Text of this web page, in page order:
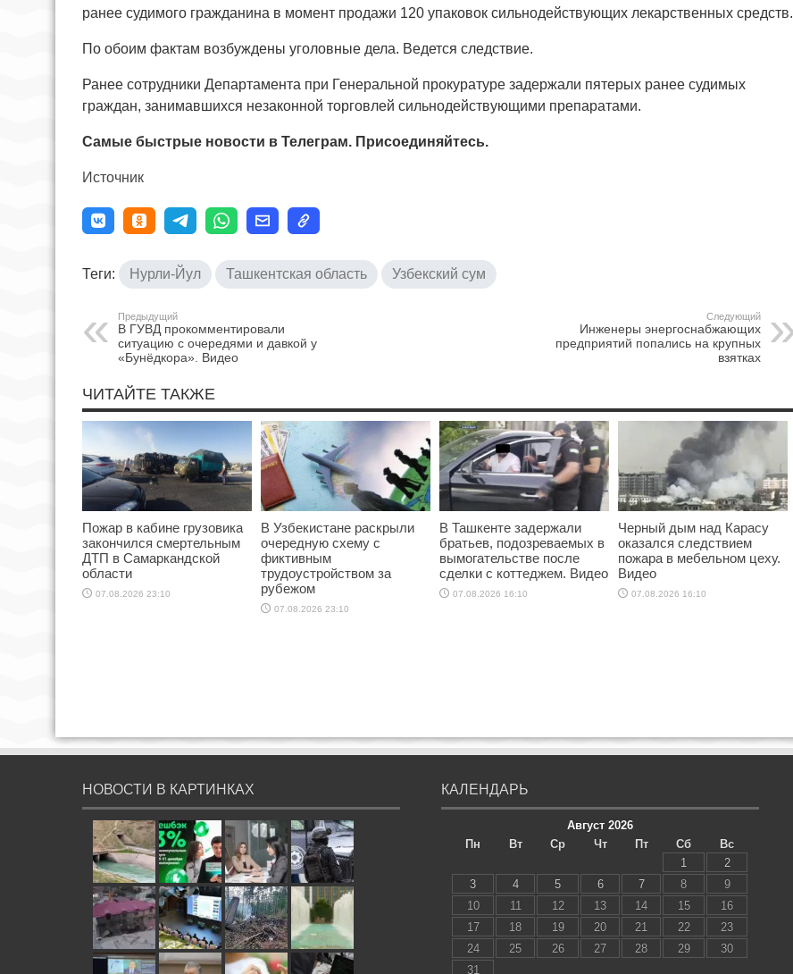
ранее судимого гражданина в момент продажи 120 упаковок сильнодействующих лекарственных средств.
По обоим фактам возбуждены уголовные дела. Ведется следствие.
Ранее сотрудники Департамента при Генеральной прокуратуре задержали пятерых ранее судимых
граждан, занимавшихся незаконной торговлей сильнодействующими препаратами.
Самые быстрые новости в Телеграм. Присоединяйтесь.
Источник
Теги: Нурли-Йул Ташкентская область Узбекский сум
Предыдущий
В ГУВД прокомментировали
ситуацию с очередями и давкой у
«Бунёдкора». Видео
Следующий
Инженеры энергоснабжающих
предприятий попались на крупных
взятках
ЧИТАЙТЕ ТАКЖЕ
Пожар в кабине грузовика
закончился смертельным
ДТП в Самаркандской
области
07.08.2026 23:10
В Узбекистане раскрыли
очередную схему с
фиктивным
трудоустройством за
рубежом
07.08.2026 23:10
В Ташкенте задержали
братьев, подозреваемых в
вымогательстве после
сделки с коттеджем. Видео
07.08.2026 16:10
Черный дым над Карасу
оказался следствием
пожара в мебельном цеху.
Видео
07.08.2026 16:10
НОВОСТИ В КАРТИНКАХ КАЛЕНДАРЬ
Август 2026
Пн
Вт Ср Чт Пт Сб
Вс
1
2
3
4 5 6 7 8
9
10
11 12 13 14 15
16
17
18 19 20 21 22
23
24
25 26 27 28 29
30
31